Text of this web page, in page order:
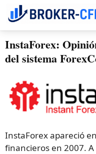
InstaForex:
del sistema
InstaForex apareció
financieros en 2007.